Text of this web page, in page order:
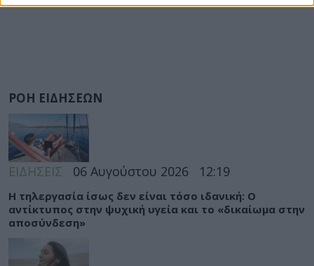
ΡΟΗ ΕΙΔΗΣΕΩΝ
ΕΙΔΗΣΕΙΣ 06 Αυγούστου 2026 12:19
Η τηλεργασία ίσως δεν είναι τόσο ιδανική: Ο
αντίκτυπος στην ψυχική υγεία και το «δικαίωμα στην
αποσύνδεση»